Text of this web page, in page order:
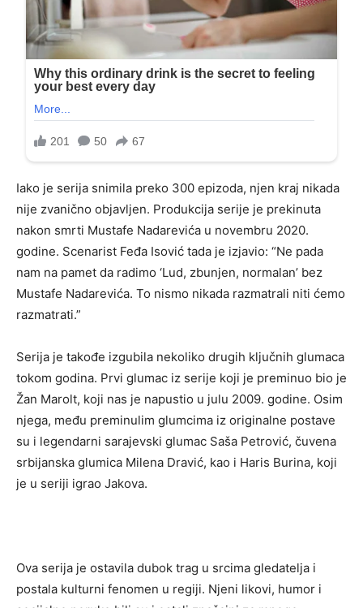
Iako je serija snimila preko 300 epizoda, njen kraj nikada
nije zvanično objavljen. Produkcija serije je prekinuta
nakon smrti Mustafe Nadarevića u novembru 2020.
godine. Scenarist Feđa Isović tada je izjavio: “Ne pada
nam na pamet da radimo ‘Lud, zbunjen, normalan’ bez
Mustafe Nadarevića. To nismo nikada razmatrali niti ćemo
razmatrati.”
Serija je takođe izgubila nekoliko drugih ključnih glumaca
tokom godina. Prvi glumac iz serije koji je preminuo bio je
Žan Marolt, koji nas je napustio u julu 2009. godine. Osim
njega, među preminulim glumcima iz originalne postave
su i legendarni sarajevski glumac Saša Petrović, čuvena
srbijanska glumica Milena Dravić, kao i Haris Burina, koji
je u seriji igrao Jakova.
Ova serija je ostavila dubok trag u srcima gledatelja i
postala kulturni fenomen u regiji. Njeni likovi, humor i